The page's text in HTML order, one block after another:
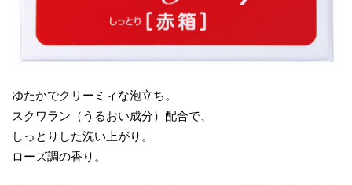
ゆたかでクリーミィな泡立ち。
スクワラン（うるおい成分）配合で、
しっとりした洗い上がり。
ローズ調の香り。